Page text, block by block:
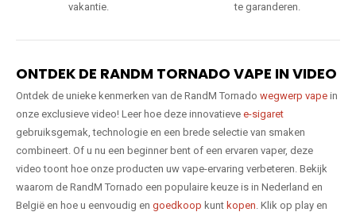
vakantie.
te garanderen.
ONTDEK DE RANDM TORNADO VAPE IN VIDEO
Ontdek de unieke kenmerken van de RandM Tornado wegwerp vape in
onze exclusieve video! Leer hoe deze innovatieve e-sigaret
gebruiksgemak, technologie en een brede selectie van smaken
combineert. Of u nu een beginner bent of een ervaren vaper, deze
video toont hoe onze producten uw vape-ervaring verbeteren. Bekijk
waarom de RandM Tornado een populaire keuze is in Nederland en
België en hoe u eenvoudig en goedkoop kunt kopen. Klik op play en